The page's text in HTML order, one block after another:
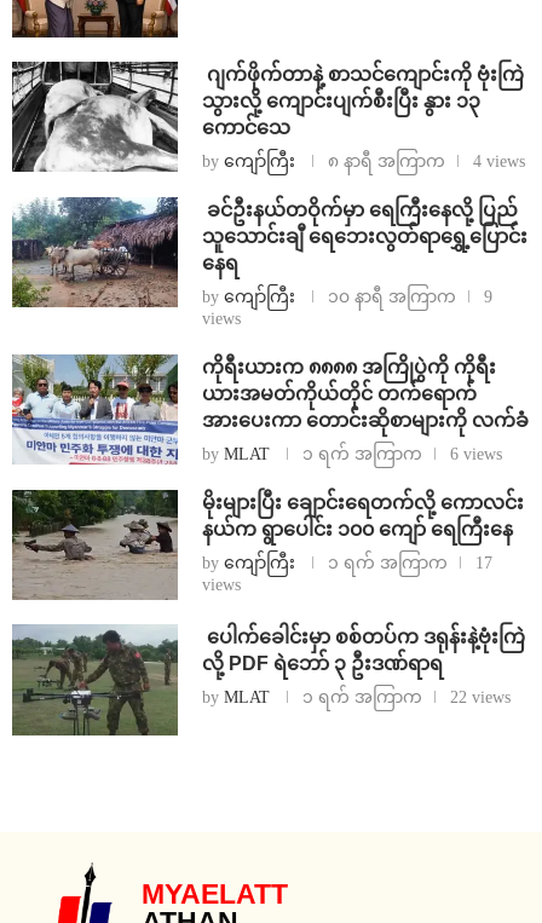
⁨⁩ ⁨ဂျက်ဖိုက်တာနဲ့ စာသင်ကျောင်းကို ဗုံးကြဲ
သွားလို့ ကျောင်းပျက်စီးပြီး နွား ၁၃
ကောင်သေ
by ကျော်ကြီး ၈ နာရီ အကြာက 4 views
⁩ ⁨ခင်ဦးနယ်တဝိုက်မှာ ရေကြီးနေလို့ ပြည်
သူသောင်းချီ ရေဘေးလွတ်ရာရွှေ့ပြောင်း
နေရ
by ကျော်ကြီး ၁၀ နာရီ အကြာက
9
views
ကိုရီးယားက ၈၈၈၈ အကြိုပွဲကို ကိုရီး
ယားအမတ်ကိုယ်တိုင် တက်ရောက်
အားပေးကာ တောင်းဆိုစာများကို လက်ခံ
by MLAT ၁ ရက် အကြာက 6 views
⁨မိုးများပြီး ချောင်းရေတက်လို့ ကောလင်း
နယ်က ရွာပေါင်း ၁၀၀ ကျော် ရေကြီးနေ
by ကျော်ကြီး ၁ ရက် အကြာက
17
views
⁩ ⁨ပေါက်ခေါင်းမှာ စစ်တပ်က ဒရုန်းနဲ့ဗုံးကြဲ
လို့ PDF ရဲဘော် ၃ ဦးဒဏ်ရာရ
by MLAT ၁ ရက် အကြာက 22 views
MYAELATT